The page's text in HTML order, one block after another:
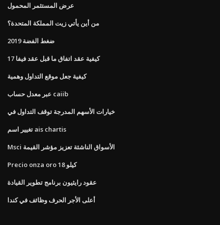
عرض المستثمر المحمول
من أين يأتي زيت المملكة المتحدة؟
ضغط الفضة 2019
كيفية عقد اتفاق ما قبل عقد فيفا 17
كيفية جعل موقع التداول وهمية
عبر معدل حساب caiib
خيارات الأسهم المدرجة توقف التداول في
تغيير اسم ais chartis
Msci الأسواق الناشئة تعزيز مؤشر القيمة
Precio onza oro 18 كيلو
عقود رايثيون برنامج تطوير القيادة
أعلى الأجر الحرف وظائف في كندا